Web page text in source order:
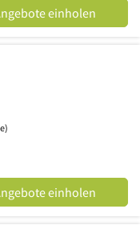
einholen
einholen